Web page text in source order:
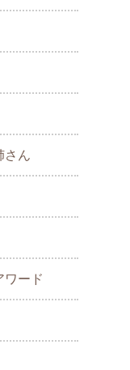
さん
ワード